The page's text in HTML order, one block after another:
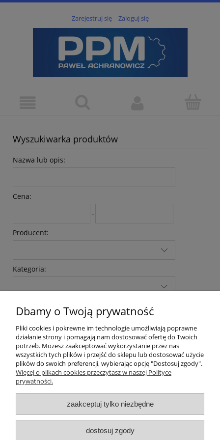
Zarejestruj się Zaloguj się
Wyszukiwarka produktów
Nazwa lub opis:
Cena:
-
Producent:
Kategoria:
Moje konto
O nas
Dane kontaktowe
Dbamy o Twoją prywatność
Pliki cookies i pokrewne im technologie umożliwiają poprawne
działanie strony i pomagają nam dostosować ofertę do Twoich
potrzeb. Możesz zaakceptować wykorzystanie przez nas
wszystkich tych plików i przejść do sklepu lub dostosować użycie
plików do swoich preferencji, wybierając opcję "Dostosuj zgody".
Więcej o plikach cookies przeczytasz w naszej Polityce
prywatności.
zaakceptuj tylko niezbędne
dostosuj zgody